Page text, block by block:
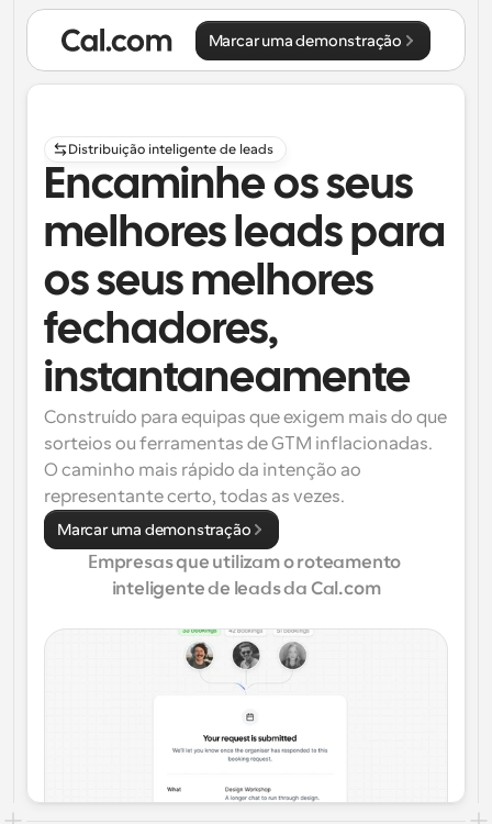
Marcar uma demonstração
Distribuição inteligente de leads
Encaminhe os seus
melhores leads para
os seus melhores
fechadores,
instantaneamente
Construído para equipas que exigem mais do que
sorteios ou ferramentas de GTM inflacionadas.
O caminho mais rápido da intenção ao
representante certo, todas as vezes.
Marcar uma demonstração
Empresas que utilizam o roteamento
inteligente de leads da Cal.com